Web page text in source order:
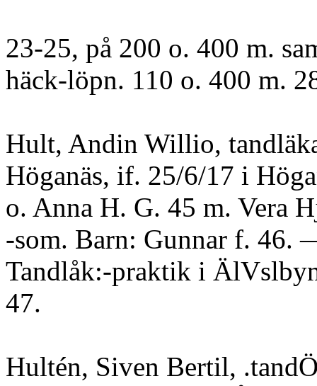
23-25, på 200 o. 400 m.
häck-löpn. 110 o. 400 m.
Hult, Andin Willio,
Höganäs, if. 25/6/17 i
o. Anna H. G. 45 m. Vera
-som. Barn: Gunnar f. 46.
Tandlåk:-praktik i
47.
Hultén, Siven Bertil,